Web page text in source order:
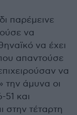
παρέμεινε
να
να έχει
απαντούσε
να
την άμυνα οι
και
στην τέταρτη